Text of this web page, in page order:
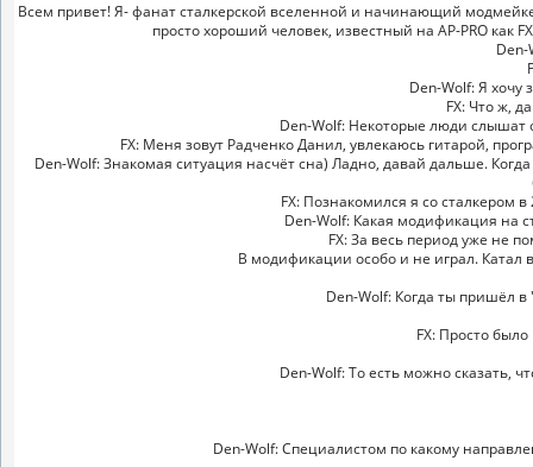
Всем привет! Я- фанат сталкерской вселенной и начинающий
просто хороший человек, известный на AP-PRO как
Den-Wolf: Я хочу
FX: Что ж,
Den-Wolf: Некоторые люди слышат
FX: Меня зовут Радченко Данил, увлекаюсь гитарой,
Den-Wolf: Знакомая ситуация насчёт сна) Ладно, давай дальше.
FX: Познакомился я со сталкером
Den-Wolf: Какая модификация на
FX: За весь период уже не
В модификации особо и не играл. Катал
Den-Wolf: Когда ты пришёл в
FX: Просто
Den-Wolf: То есть можно сказать,
Den-Wolf: Специалистом по какому